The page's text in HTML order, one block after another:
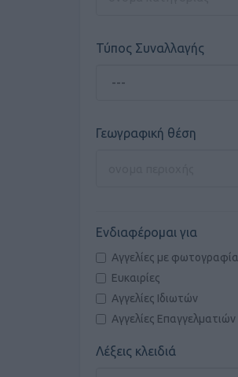
Τύπος Συναλλαγής
Γεωγραφική θέση
Ενδιαφέρομαι για
Αγγελίες με φωτογραφία
Ευκαιρίες
Αγγελίες Ιδιωτών
Αγγελίες Επαγγελματιών
Λέξεις κλειδιά